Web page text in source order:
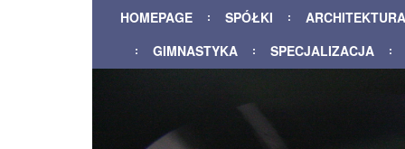
HOMEPAGE SPÓŁKI ARCHITEKTURA
GIMNASTYKA
SPECJALIZACJA